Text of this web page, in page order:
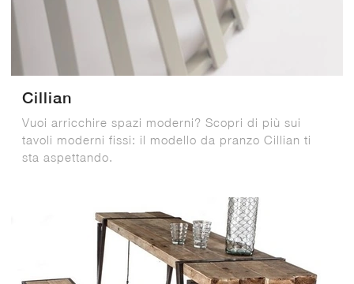
Cillian
Vuoi arricchire spazi moderni? Scopri di più sui
tavoli moderni fissi: il modello da pranzo Cillian ti
sta aspettando.